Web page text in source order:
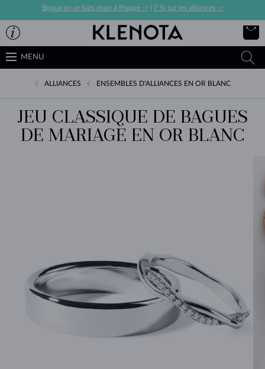
Bijoux en or faits main à Prague -> 7 % sur les alliances ->
MENU
ALLIANCES ENSEMBLES D’ALLIANCES EN OR BLANC
JEU CLASSIQUE DE BAGUES
DE MARIAGE EN OR BLANC